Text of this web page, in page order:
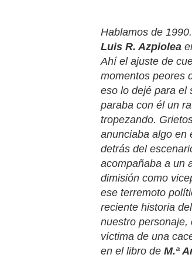
Hablamos de
Luis R. Azpiolea
Ahí el ajuste de
momentos peores
eso lo dejé para el
paraba con él un
tropezando.
anunciaba algo en
detrás del
acompañaba a un
dimisión como
ese terremoto
reciente historia
nuestro personaje,
víctima de una
en el libro de M.ª